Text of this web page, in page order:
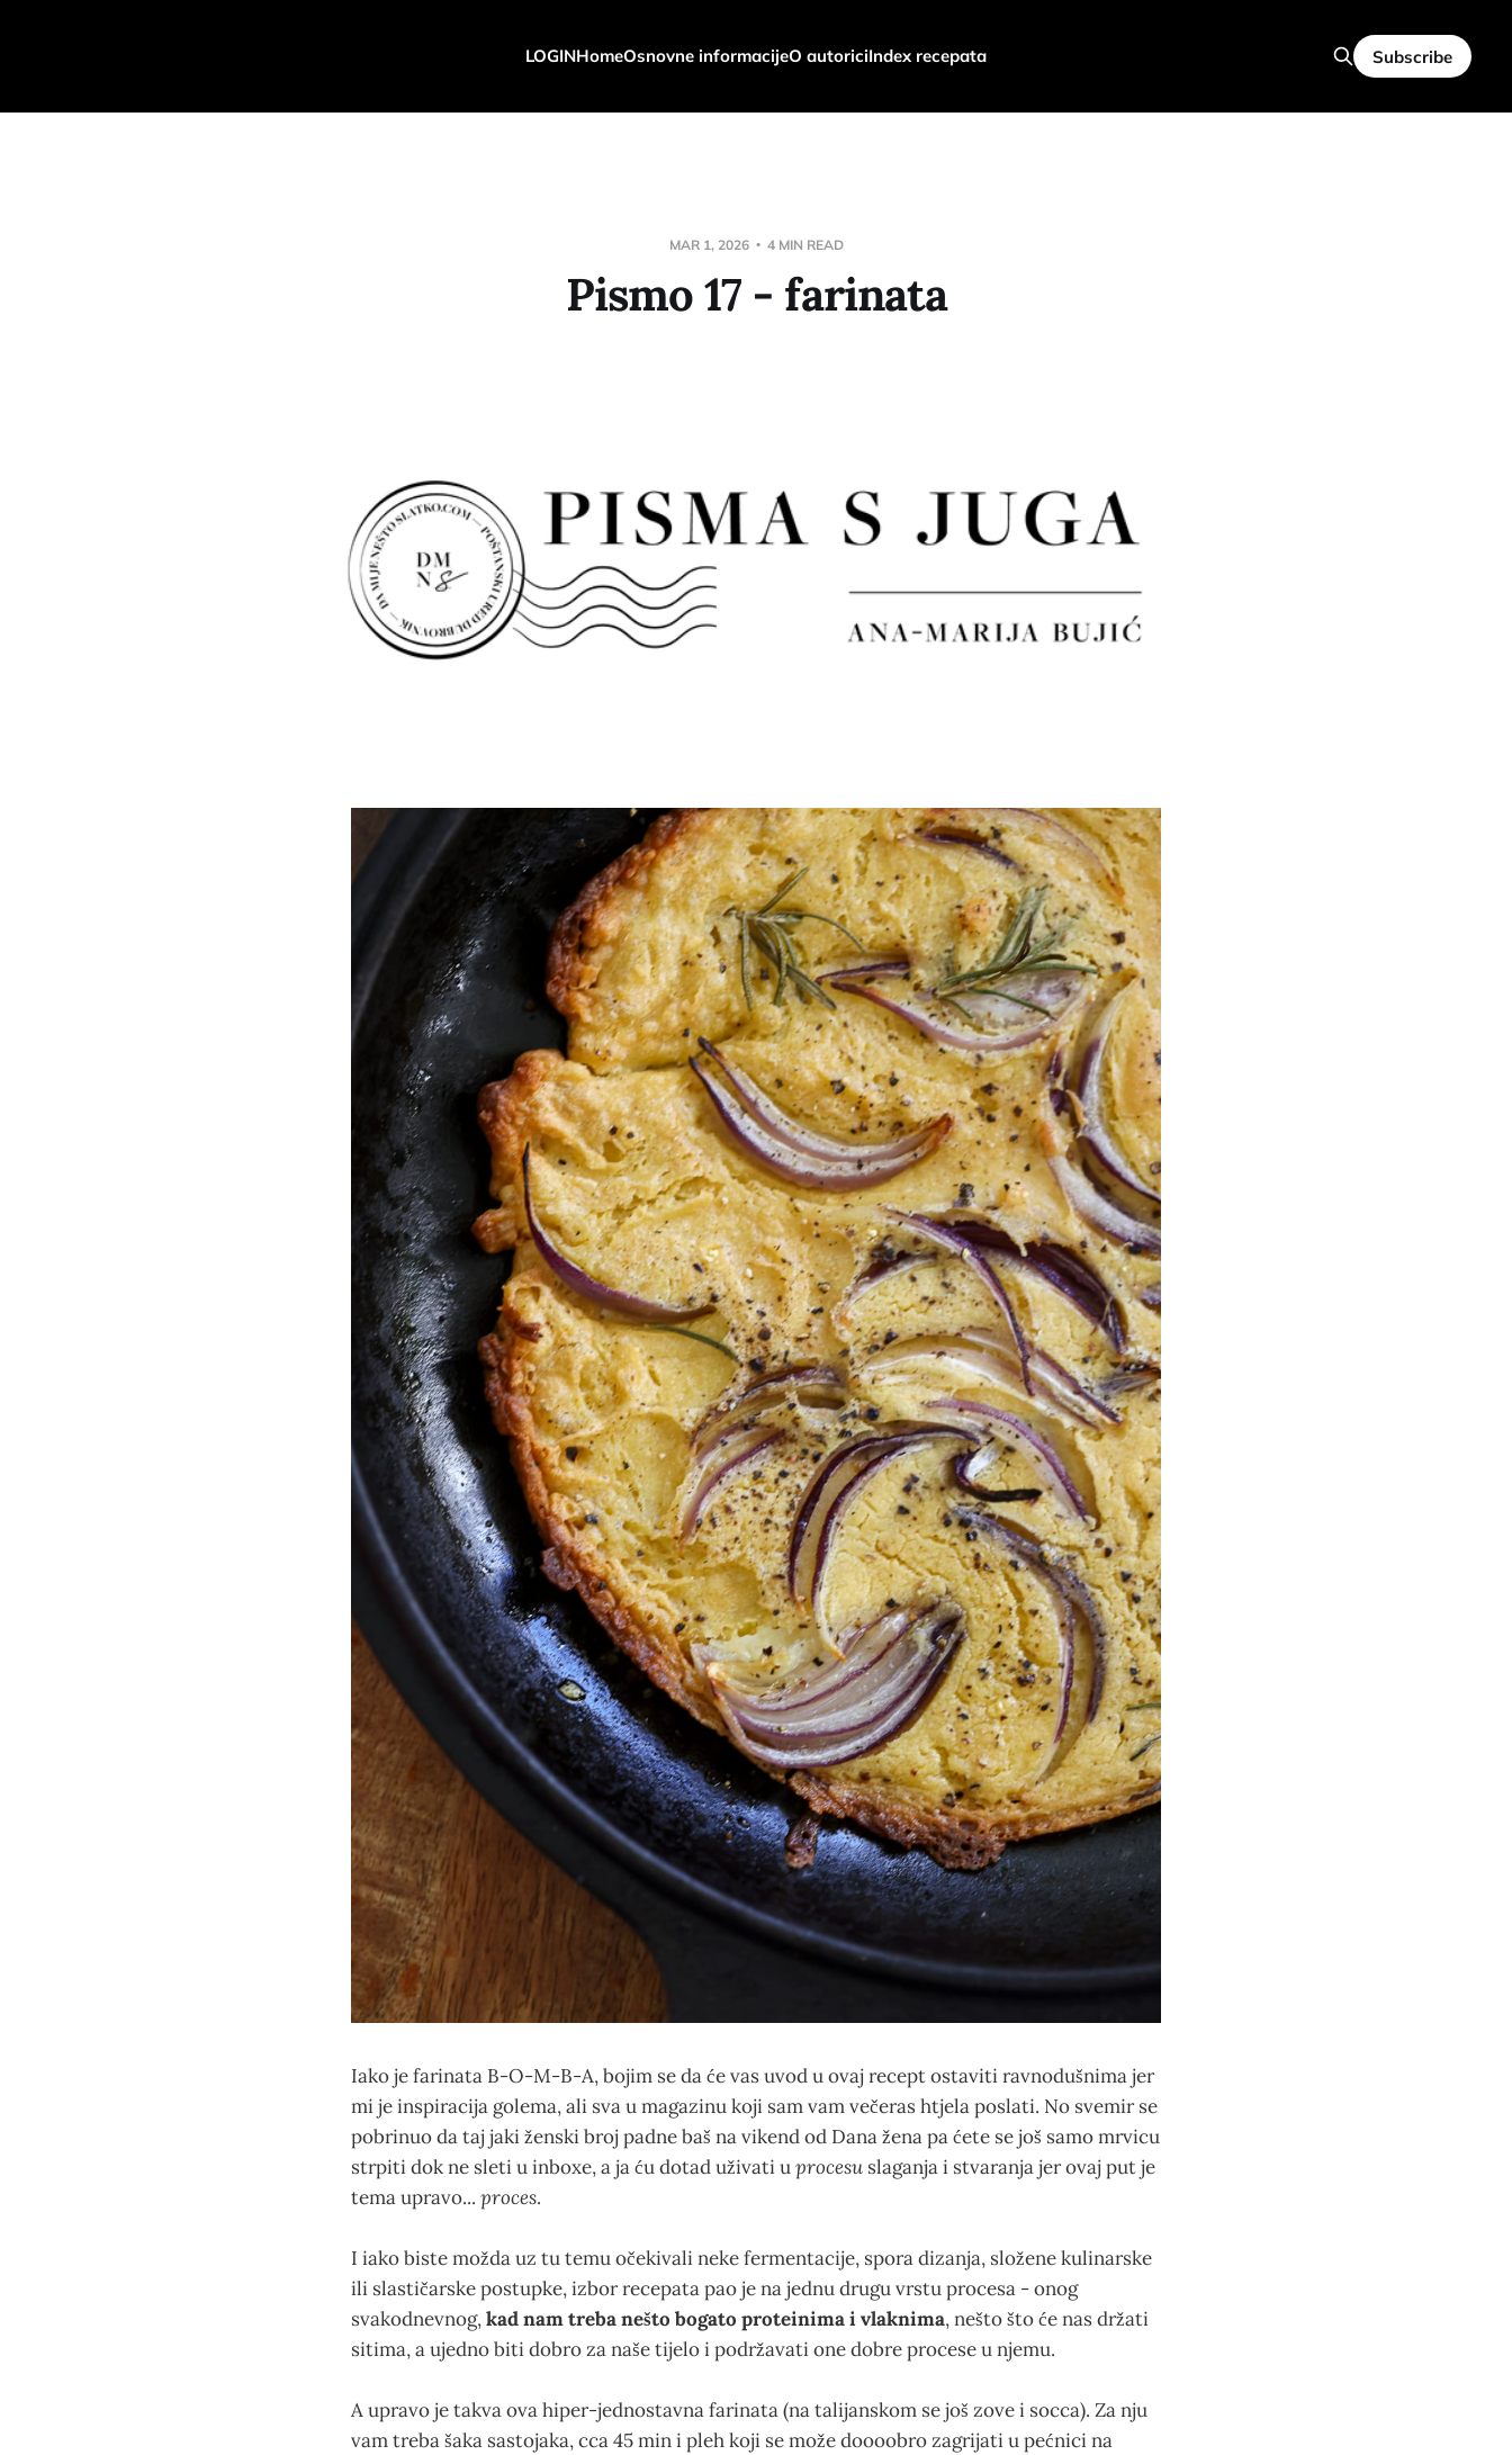
LOGINHomeOsnovne informacijeO autoriciIndex recepata Subscribe
MAR 1, 2026 4 MIN READ
Pismo 17 - farinata
Iako je farinata B-O-M-B-A, bojim se da će vas uvod u ovaj recept ostaviti ravnodušnima jer
mi je inspiracija golema, ali sva u magazinu koji sam vam večeras htjela poslati. No svemir se
pobrinuo da taj jaki ženski broj padne baš na vikend od Dana žena pa ćete se još samo mrvicu
strpiti dok ne sleti u inboxe, a ja ću dotad uživati uprocesu slaganja i stvaranja jer ovaj put je
tema upravo... proces.
I iako biste možda uz tu temu očekivali neke fermentacije, spora dizanja, složene kulinarske
ili slastičarske postupke, izbor recepata pao je na jednu drugu vrstu procesa - onog
svakodnevnog,kad nam treba nešto bogato proteinima i vlaknima, nešto što će nas držati
sitima, a ujedno biti dobro za naše tijelo i podržavati one dobre procese u njemu.
A upravo je takva ova hiper-jednostavna farinata (na talijanskom se još zove i socca). Za nju
vam treba šaka sastojaka, cca 45 min i pleh koji se može doooobro zagrijati u pećnici na